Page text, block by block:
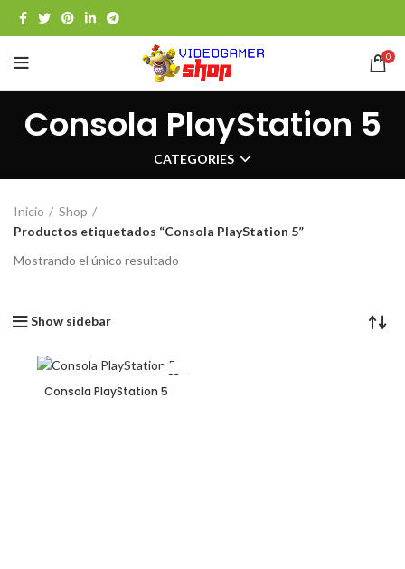
0
Consola PlayStation 5
CATEGORIES
Inicio
Shop
Productos etiquetados “Consola PlayStation 5”
Mostrando el único resultado
Show sidebar
Consola PlayStation 5